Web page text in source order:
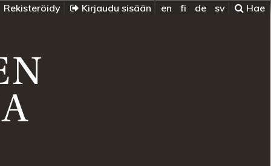
Rekisteröidy Kirjaudu sisään en fi de sv Hae